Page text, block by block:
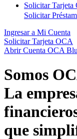
Solicitar Tarjeta
Solicitar
Ingresar a Mi Cuenta
Solicitar Tarjeta OCA
Abrir Cuenta OCA
Somos
La
que